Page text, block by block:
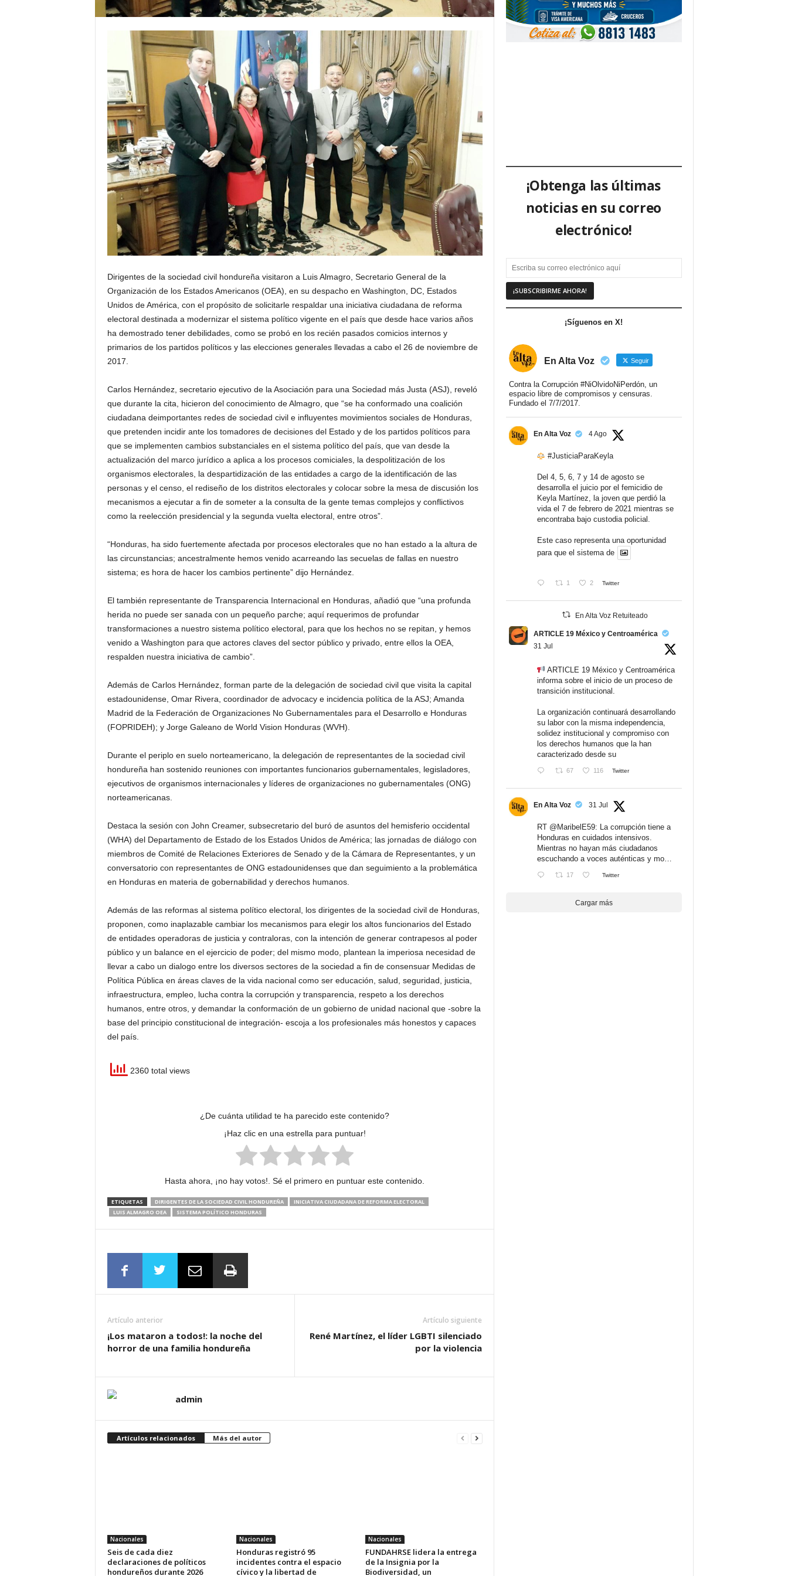
Dirigentes de la sociedad civil hondureña visitaron a Luis Almagro, Secretario General de la
Organización de los Estados Americanos (OEA), en su despacho en Washington, DC, Estados
Unidos de América, con el propósito de solicitarle respaldar una iniciativa ciudadana de reforma
electoral destinada a modernizar el sistema político vigente en el país que desde hace varios años
ha demostrado tener debilidades, como se probó en los recién pasados comicios internos y
primarios de los partidos políticos y las elecciones generales llevadas a cabo el 26 de noviembre de
2017.
Carlos Hernández, secretario ejecutivo de la Asociación para una Sociedad más Justa (ASJ), reveló
que durante la cita, hicieron del conocimiento de Almagro, que “se ha conformado una coalición
ciudadana deimportantes redes de sociedad civil e influyentes movimientos sociales de Honduras,
que pretenden incidir ante los tomadores de decisiones del Estado y de los partidos políticos para
que se implementen cambios substanciales en el sistema político del país, que van desde la
actualización del marco jurídico a aplica a los procesos comiciales, la despolitización de los
organismos electorales, la despartidización de las entidades a cargo de la identificación de las
personas y el censo, el rediseño de los distritos electorales y colocar sobre la mesa de discusión los
mecanismos a ejecutar a fin de someter a la consulta de la gente temas complejos y conflictivos
como la reelección presidencial y la segunda vuelta electoral, entre otros”.
“Honduras, ha sido fuertemente afectada por procesos electorales que no han estado a la altura de
las circunstancias; ancestralmente hemos venido acarreando las secuelas de fallas en nuestro
sistema; es hora de hacer los cambios pertinente” dijo Hernández.
El también representante de Transparencia Internacional en Honduras, añadió que “una profunda
herida no puede ser sanada con un pequeño parche; aquí requerimos de profundar
transformaciones a nuestro sistema político electoral, para que los hechos no se repitan, y hemos
venido a Washington para que actores claves del sector público y privado, entre ellos la OEA,
respalden nuestra iniciativa de cambio”.
Además de Carlos Hernández, forman parte de la delegación de sociedad civil que visita la capital
estadounidense, Omar Rivera, coordinador de advocacy e incidencia política de la ASJ; Amanda
Madrid de la Federación de Organizaciones No Gubernamentales para el Desarrollo e Honduras
(FOPRIDEH); y Jorge Galeano de World Vision Honduras (WVH).
Durante el periplo en suelo norteamericano, la delegación de representantes de la sociedad civil
hondureña han sostenido reuniones con importantes funcionarios gubernamentales, legisladores,
ejecutivos de organismos internacionales y líderes de organizaciones no gubernamentales (ONG)
norteamericanas.
Destaca la sesión con John Creamer, subsecretario del buró de asuntos del hemisferio occidental
(WHA) del Departamento de Estado de los Estados Unidos de América; las jornadas de diálogo con
miembros de Comité de Relaciones Exteriores de Senado y de la Cámara de Representantes, y un
conversatorio con representantes de ONG estadounidenses que dan seguimiento a la problemática
en Honduras en materia de gobernabilidad y derechos humanos.
Además de las reformas al sistema político electoral, los dirigentes de la sociedad civil de Honduras,
proponen, como inaplazable cambiar los mecanismos para elegir los altos funcionarios del Estado
de entidades operadoras de justicia y contraloras, con la intención de generar contrapesos al poder
público y un balance en el ejercicio de poder; del mismo modo, plantean la imperiosa necesidad de
llevar a cabo un dialogo entre los diversos sectores de la sociedad a fin de consensuar Medidas de
Política Pública en áreas claves de la vida nacional como ser educación, salud, seguridad, justicia,
infraestructura, empleo, lucha contra la corrupción y transparencia, respeto a los derechos
humanos, entre otros, y demandar la conformación de un gobierno de unidad nacional que -sobre la
base del principio constitucional de integración- escoja a los profesionales más honestos y capaces
del país.
2360 total views
¿De cuánta utilidad te ha parecido este contenido?
¡Haz clic en una estrella para puntuar!
Hasta ahora, ¡no hay votos!. Sé el primero en puntuar este contenido.
ETIQUETAS DIRIGENTES DE LA SOCIEDAD CIVIL HONDUREÑA
INICIATIVA CIUDADANA DE REFORMA ELECTORAL
LUIS ALMAGRO OEA
SISTEMA POLÍTICO HONDURAS
Artículo anterior
¡Los mataron a todos!: la noche del
horror de una familia hondureña
Artículo siguiente
René Martínez, el líder LGBTI silenciado
por la violencia
admin
Artículos relacionados Más del autor
Nacionales
Seis de cada diez
declaraciones de políticos
hondureños durante 2026
Nacionales
Honduras registró 95
incidentes contra el espacio
cívico y la libertad de
Nacionales
FUNDAHRSE lidera la entrega
de la Insignia por la
Biodiversidad, un
¡Obtenga las últimas
noticias en su correo
electrónico!
¡Síguenos en X!
En Alta Voz Seguir
Contra la Corrupción #NiOlvidoNiPerdón, un
espacio libre de compromisos y censuras.
Fundado el 7/7/2017.
En Alta Voz 4 Ago
#JusticiaParaKeyla
Del 4, 5, 6, 7 y 14 de agosto se
desarrolla el juicio por el femicidio de
Keyla Martínez, la joven que perdió la
vida el 7 de febrero de 2021 mientras se
encontraba bajo custodia policial.
Este caso representa una oportunidad
para que el sistema de
1 2 Twitter
En Alta Voz Retuiteado
ARTICLE 19 México y Centroamérica
31 Jul
ARTICLE 19 México y Centroamérica
informa sobre el inicio de un proceso de
transición institucional.
La organización continuará desarrollando
su labor con la misma independencia,
solidez institucional y compromiso con
los derechos humanos que la han
caracterizado desde su
67 116 Twitter
En Alta Voz 31 Jul
RT @MaribelE59: La corrupción tiene a
Honduras en cuidados intensivos.
Mientras no hayan más ciudadanos
escuchando a voces auténticas y mo…
17 Twitter
Cargar más